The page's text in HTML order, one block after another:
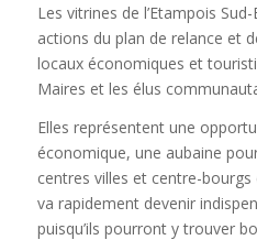
Les vitrines de l’Etampois
actions du plan de relance et
locaux économiques et
Maires et les élus
Elles représentent une
économique, une aubaine
centres villes et centre-
va rapidement devenir
puisqu’ils pourront y trouver